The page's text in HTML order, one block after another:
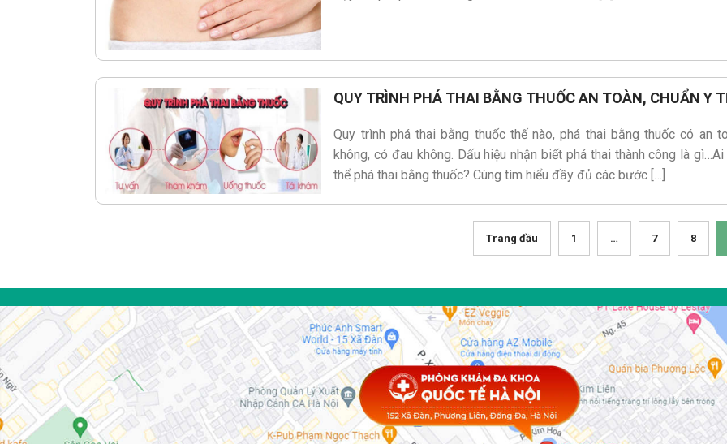
QUY TRÌNH PHÁ THAI BẰNG THUỐC AN TOÀN, CHUẨN Y
Quy trình phá thai bằng thuốc thế nào, phá thai bằng thuốc có an
không, có đau không. Dấu hiệu nhận biết phá thai thành công là gì…Ai
thể phá thai bằng thuốc? Cùng tìm hiểu đầy đủ các bước […]
Trang đầu 1 … 7 8